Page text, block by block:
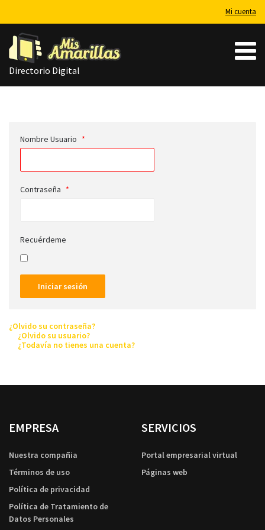
Mi cuenta
Directorio Digital
Nombre Usuario *
Contraseña *
Recuérdeme
Iniciar sesión
¿Olvido su contraseña?
¿Olvido su usuario?
¿Todavía no tienes una cuenta?
EMPRESA
Nuestra compañia
Términos de uso
Política de privacidad
Política de Tratamiento de
Datos Personales
SERVICIOS
Portal empresarial virtual
Páginas web